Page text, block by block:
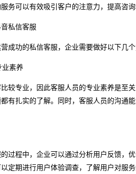
务可以有效吸引客户的注意力，提高咨询
私信客服
成功的私信客服，企业需要做好以下几个
业素养
较专业，因此客服人员的专业素养是至
有扎实的了解。同时，客服人员的沟通
过程中，企业可以通过分析用户反馈，
定期进行用户体验调查，了解用户对服